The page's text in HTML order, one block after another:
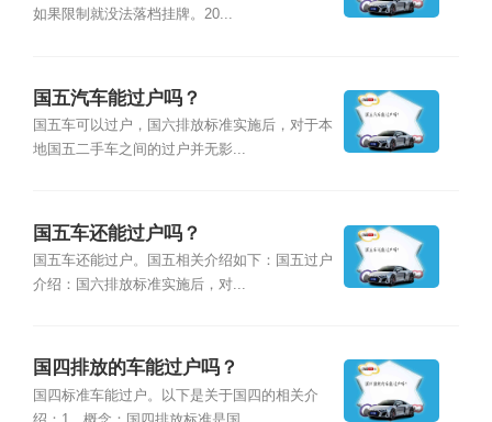
如果限制就没法落档挂牌。20...
国五汽车能过户吗？
国五车可以过户，国六排放标准实施后，对于本
地国五二手车之间的过户并无影...
国五车还能过户吗？
国五车还能过户。国五相关介绍如下：国五过户
介绍：国六排放标准实施后，对...
国四排放的车能过户吗？
国四标准车能过户。以下是关于国四的相关介